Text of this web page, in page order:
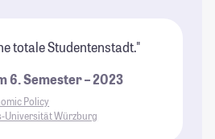
totale Studentenstadt."
6. Semester – 2023
Policy
Universität Würzburg